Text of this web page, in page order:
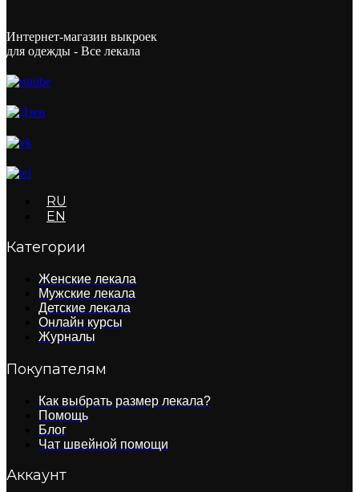
Интернет-магазин выкроек
для одежды - Все лекала
RU
EN
Категории
Женские лекала
Мужские лекала
Детские лекала
Онлайн курсы
Журналы
Покупателям
Как выбрать размер лекала?
Помощь
Блог
Чат швейной помощи
Аккаунт